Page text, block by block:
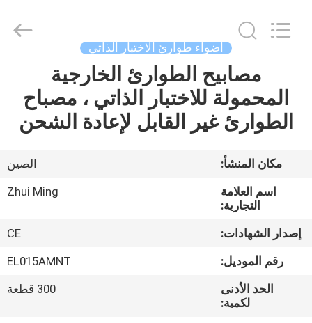
الصفحة
الرئيسية
معلومات
جولة
Technology
Co.,Ltd.
أضواء طوارئ الاختبار الذاتي
مصابيح الطوارئ الخارجية
المحمولة للاختبار الذاتي ، مصباح
الطوارئ غير القابل لإعادة الشحن
مكان المنشأ:
الصين
اسم العلامة
التجارية:
Zhui Ming
إصدار الشهادات:
CE
رقم الموديل:
EL015AMNT
الحد الأدنى
لكمية:
300 قطعة